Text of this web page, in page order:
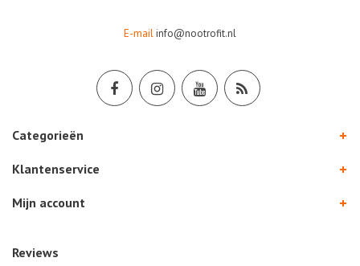
E-mailinfo@nootrofit.nl
Categorieën
Klantenservice
Mijn account
Reviews